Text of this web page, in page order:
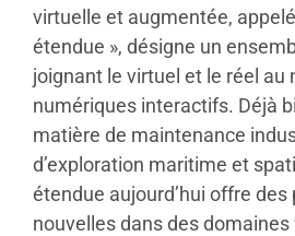
virtuelle et augmentée,
étendue », désigne un
joignant le virtuel et le réel au
numériques interactifs. Déjà
matière de maintenance
d’exploration maritime et
étendue aujourd’hui offre
nouvelles dans des